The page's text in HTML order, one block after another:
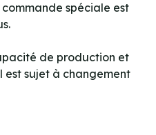
commande spéciale est
de production et
sujet à changement